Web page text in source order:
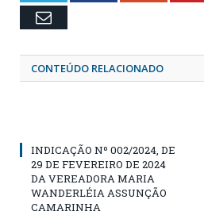
Email
CONTEÚDO RELACIONADO
INDICAÇÃO Nº 002/2024, DE
29 DE FEVEREIRO DE 2024
DA VEREADORA MARIA
WANDERLÉIA ASSUNÇÃO
CAMARINHA